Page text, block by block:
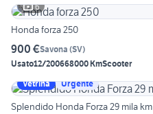
6
Honda forza 250
900 €Savona (SV)
Usato12/200668000 KmScooter
Vetrina
Urgente
Splendido Honda Forza 29 mila km